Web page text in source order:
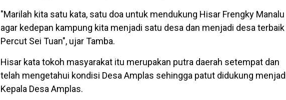
"Marilah kita satu kata, satu doa untuk mendukung Hisar Frengky Manalu
agar kedepan kampung kita menjadi satu desa dan menjadi desa terbaik
Percut Sei Tuan", ujar Tamba.
Hisar kata tokoh masyarakat itu merupakan putra daerah setempat dan
telah mengetahui kondisi Desa Amplas sehingga patut didukung
Kepala Desa Amplas.